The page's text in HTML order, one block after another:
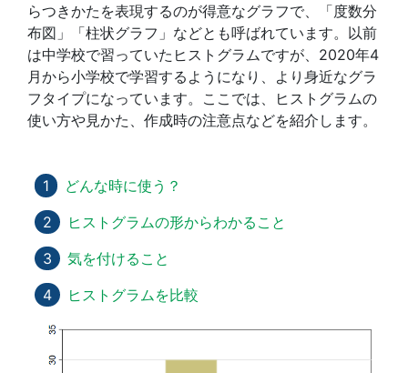
らつきかたを表現するのが得意なグラフで、「度数分
布図」「柱状グラフ」などとも呼ばれています。以前
は中学校で習っていたヒストグラムですが、2020年4
月から小学校で学習するようになり、より身近なグラ
フタイプになっています。ここでは、ヒストグラムの
使い方や見かた、作成時の注意点などを紹介します。
どんな時に使う？
ヒストグラムの形からわかること
気を付けること
ヒストグラムを比較